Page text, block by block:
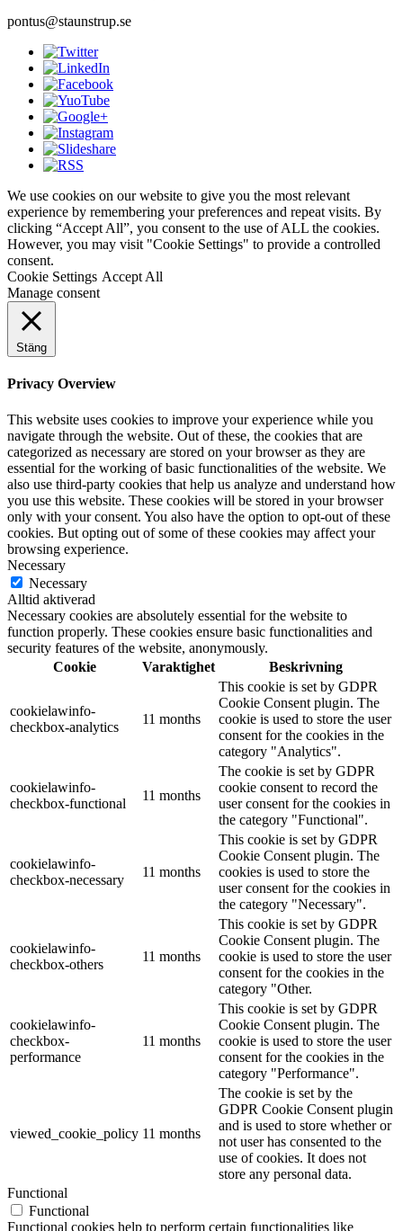
pontus@staunstrup.se
We use cookies on our website to give you the most relevant
experience by remembering your preferences and repeat visits. By
clicking “Accept All”, you consent to the use of ALL the cookies.
However, you may visit "Cookie Settings" to provide a controlled
consent.
Cookie Settings Accept All
Manage consent
Stäng
Privacy Overview
This website uses cookies to improve your experience while you
navigate through the website. Out of these, the cookies that are
categorized as necessary are stored on your browser as they are
essential for the working of basic functionalities of the website. We
also use third-party cookies that help us analyze and understand how
you use this website. These cookies will be stored in your browser
only with your consent. You also have the option to opt-out of these
cookies. But opting out of some of these cookies may affect your
browsing experience.
Necessary
Necessary
Alltid aktiverad
Necessary cookies are absolutely essential for the website to
function properly. These cookies ensure basic functionalities and
security features of the website, anonymously.
Cookie
Varaktighet Beskrivning
cookielawinfo-
checkbox-analytics
11 months
This cookie is set by GDPR
Cookie Consent plugin. The
cookie is used to store the user
consent for the cookies in the
category "Analytics".
cookielawinfo-
checkbox-functional
11 months
The cookie is set by GDPR
cookie consent to record the
user consent for the cookies in
the category "Functional".
cookielawinfo-
checkbox-necessary
11 months
This cookie is set by GDPR
Cookie Consent plugin. The
cookies is used to store the
user consent for the cookies in
the category "Necessary".
cookielawinfo-
checkbox-others
11 months
This cookie is set by GDPR
Cookie Consent plugin. The
cookie is used to store the user
consent for the cookies in the
category "Other.
cookielawinfo-
checkbox-
performance
11 months
This cookie is set by GDPR
Cookie Consent plugin. The
cookie is used to store the user
consent for the cookies in the
category "Performance".
viewed_cookie_policy 11 months
The cookie is set by the
GDPR Cookie Consent plugin
and is used to store whether or
not user has consented to the
use of cookies. It does not
store any personal data.
Functional
Functional
Functional cookies help to perform certain functionalities like